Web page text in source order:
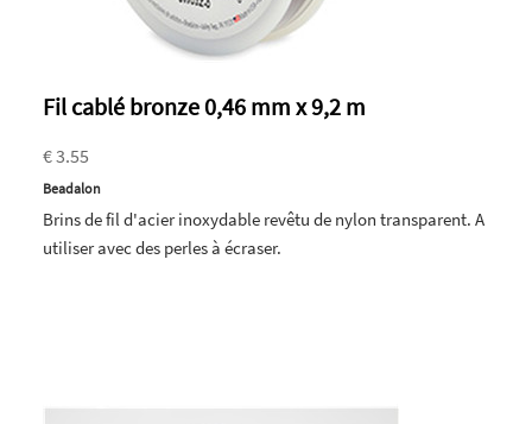
Fil cablé bronze 0,46 mm x 9,2 m
€ 3.55
Beadalon
Brins de fil d'acier inoxydable revêtu de nylon transparent. A
utiliser avec des perles à écraser.